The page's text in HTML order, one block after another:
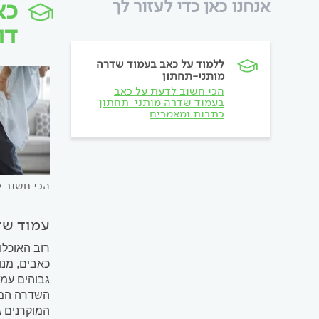
אנחנו כאן כדי לעזור לך
ללמוד על כאב בעמוד שדרה
מותני-תחתון
הכי חשוב לדעת על כאב
בעמוד שדרה מותני-תחתון
כתבות ומאמרים
הכי חשוב
עמוד
רוב
כאבים,
גבוהים
השדרה